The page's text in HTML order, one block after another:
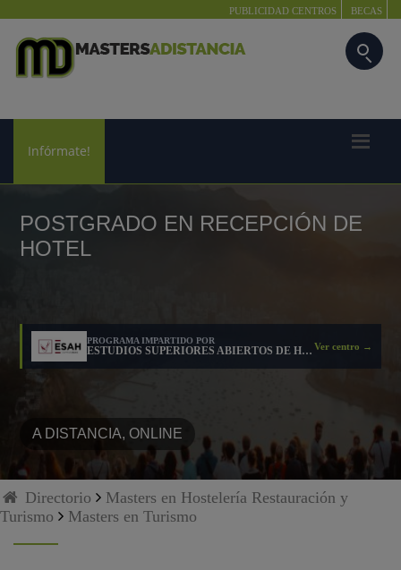
PUBLICIDAD CENTROS BECAS
Infórmate!
POSTGRADO EN RECEPCIÓN DE
HOTEL
PROGRAMA IMPARTIDO POR
ESTUDIOS SUPERIORES ABIERTOS DE HOSTELERIA Ver centro →
A DISTANCIA, ONLINE
Directorio
Masters en Hostelería Restauración y
Turismo
Masters en Turismo